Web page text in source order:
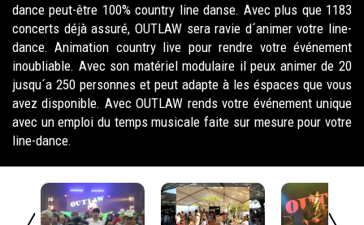
dance peut-être 100% country line danse. Avec plus que 1183
concerts déjà assuré, OUTLAW sera ravie d´animer votre line-
dance. Animation country live pour rendre votre événement
inoubliable. Avec son matériel modulaire il peux animer de 20
jusqu´a 250 personnes et peut adapte à les éspaces que vous
avez disponible. Avec OUTLAW rends votre événement unique
avec un emploi du temps musicale faite sur mesure pour votre
line-dance.